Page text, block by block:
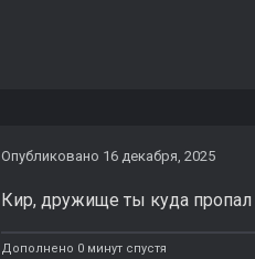
Опубликовано 16 декабря, 2025
Кир, дружище ты куда
Дополнено 0 минут спустя